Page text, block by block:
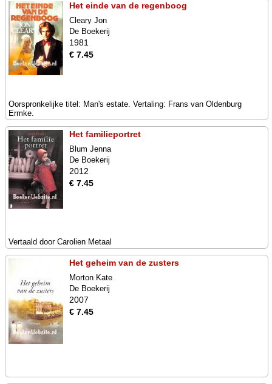
Het einde van de regenboog
Cleary Jon
De Boekerij
1981
€ 7.45
Oorspronkelijke titel: Man's estate. Vertaling: Frans van Oldenburg
Ermke.
Het familieportret
Blum Jenna
De Boekerij
2012
€ 7.45
Vertaald door Carolien Metaal
Het geheim van de zusters
Morton Kate
De Boekerij
2007
€ 7.45